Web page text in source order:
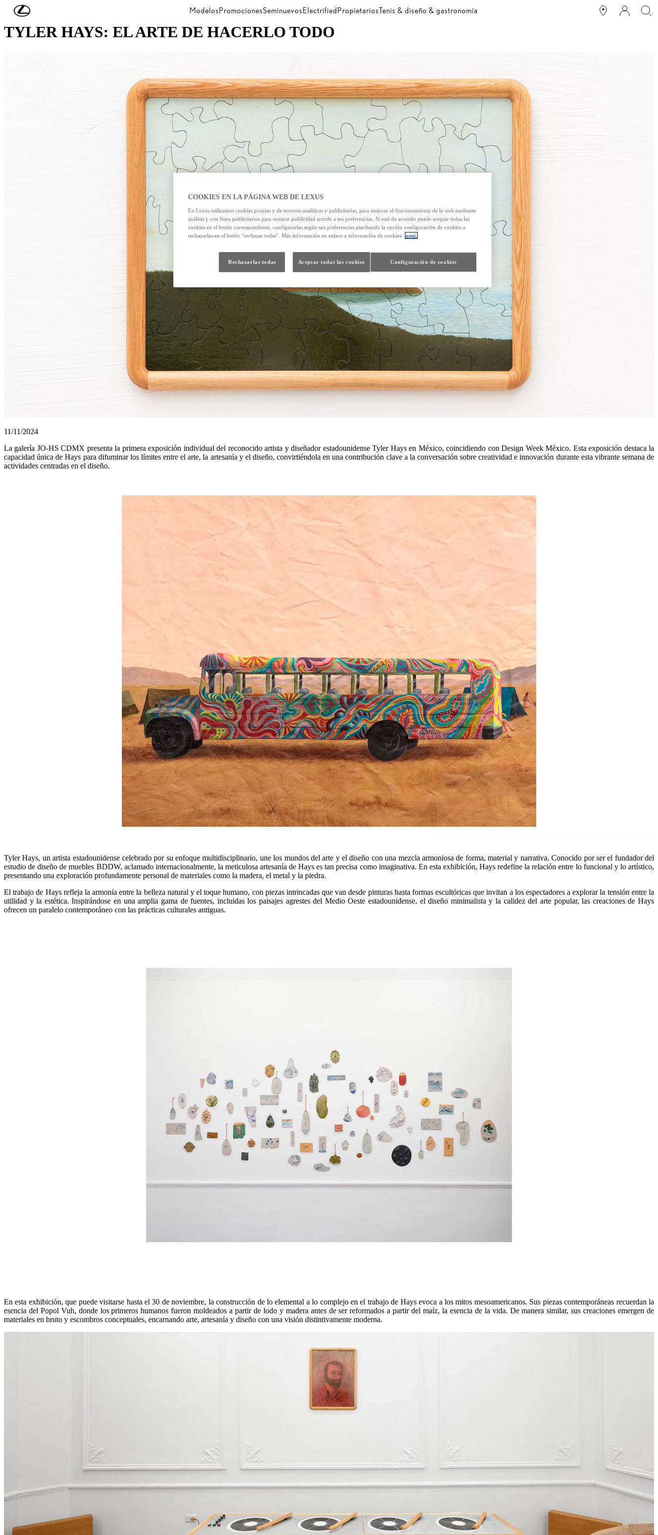
Skip to Main Content ModelosPromocionesSeminuevosElectrifiedPropietariosTenis & diseño & gastronomía
TYLER HAYS: EL ARTE DE HACERLO TODO
11/11/2024
La galería JO-HS CDMX presenta la primera exposición individual del reconocido artista y diseñador estadounidense Tyler Hays en México, coincidiendo con Design Week México. Esta exposición destaca la
capacidad única de Hays para difuminar los límites entre el arte, la artesanía y el diseño, convirtiéndola en una contribución clave a la conversación sobre creatividad e innovación durante esta vibrante semana de
actividades centradas en el diseño.
Tyler Hays, un artista estadounidense celebrado por su enfoque multidisciplinario, une los mundos del arte y el diseño con una mezcla armoniosa de forma, material y narrativa. Conocido por ser el fundador del
estudio de diseño de muebles BDDW, aclamado internacionalmente, la meticulosa artesanía de Hays es tan precisa como imaginativa. En esta exhibición, Hays redefine la relación entre lo funcional y lo artístico,
presentando una exploración profundamente personal de materiales como la madera, el metal y la piedra.
El trabajo de Hays refleja la armonía entre la belleza natural y el toque humano, con piezas intrincadas que van desde pinturas hasta formas escultóricas que invitan a los espectadores a explorar la tensión entre la
utilidad y la estética. Inspirándose en una amplia gama de fuentes, incluidas los paisajes agrestes del Medio Oeste estadounidense, el diseño minimalista y la calidez del arte popular, las creaciones de Hays
ofrecen un paralelo contemporáneo con las prácticas culturales antiguas.
En esta exhibición, que puede visitarse hasta el 30 de noviembre, la construcción de lo elemental a lo complejo en el trabajo de Hays evoca a los mitos mesoamericanos. Sus piezas contemporáneas recuerdan la
esencia del Popol Vuh, donde los primeros humanos fueron moldeados a partir de lodo y madera antes de ser reformados a partir del maíz, la esencia de la vida. De manera similar, sus creaciones emergen de
materiales en bruto y escombros conceptuales, encarnando arte, artesanía y diseño con una visión distintivamente moderna.
COOKIES EN LA PÁGINA WEB DE LEXUS
En Lexus utilizamos cookies propias y de terceros analíticas y publicitarias, para mejorar el funcionamiento de la web mediante
análisis y con fines publicitarios para mostrar publicidad acorde a tus preferencias. Si está de acuerdo puede aceptar todas las
cookies en el botón correspondiente, configurarlas según sus preferencias pinchando la opción configuración de cookies o
rechazarlas en el botón “rechazar todas”. Más información en enlace a información de cookies
aquí.
Configuración de cookies
Rechazarlas todas Aceptar todas las cookies